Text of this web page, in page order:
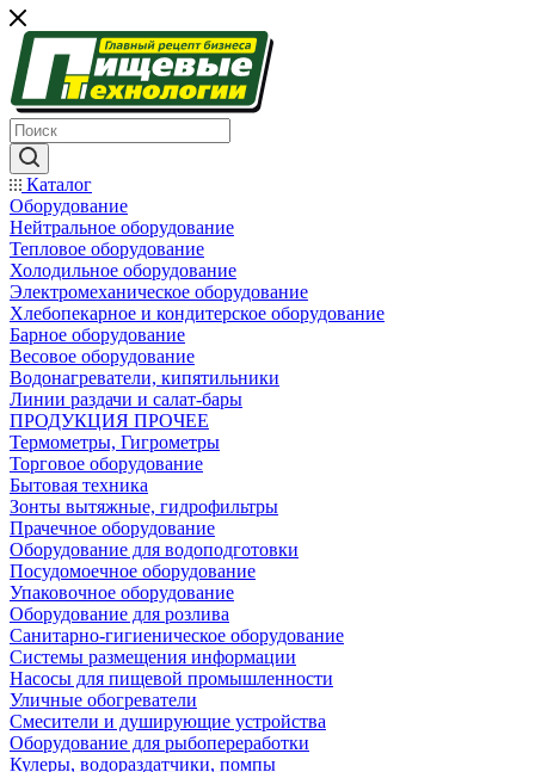
Каталог
Оборудование
Нейтральное оборудование
Тепловое оборудование
Холодильное оборудование
Электромеханическое оборудование
Хлебопекарное и кондитерское оборудование
Барное оборудование
Весовое оборудование
Водонагреватели, кипятильники
Линии раздачи и салат-бары
ПРОДУКЦИЯ ПРОЧЕЕ
Термометры, Гигрометры
Торговое оборудование
Бытовая техника
Зонты вытяжные, гидрофильтры
Прачечное оборудование
Оборудование для водоподготовки
Посудомоечное оборудование
Упаковочное оборудование
Оборудование для розлива
Санитарно-гигиеническое оборудование
Системы размещения информации
Насосы для пищевой промышленности
Уличные обогреватели
Смесители и душирующие устройства
Оборудование для рыбопереработки
Кулеры, водораздатчики, помпы